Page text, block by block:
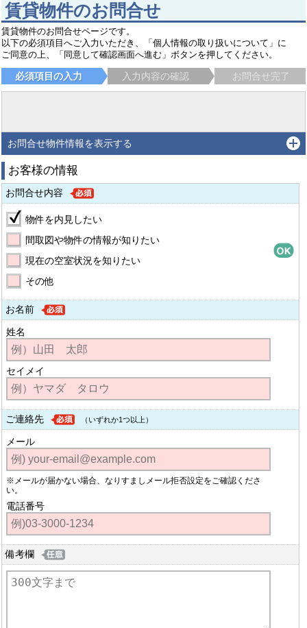
賃貸物件のお問合せ
賃貸物件のお問合せページです。
以下の必須項目へご入力いただき、「個人情報の取り扱いについて」に
ご同意の上、「同意して確認画面へ進む」ボタンを押してください。
必須項目の入力 入力内容の確認 お問合せ完了
お問合せ物件情報を表示する
お客様の情報
お問合せ内容
物件を内見したい
間取図や物件の情報が知りたい
現在の空室状況を知りたい
その他
お名前
姓名
セイメイ
ご連絡先 （いずれか1つ以上）
メール
※メールが届かない場合、なりすましメール拒否設定をご確認くださ
い。
電話番号
備考欄